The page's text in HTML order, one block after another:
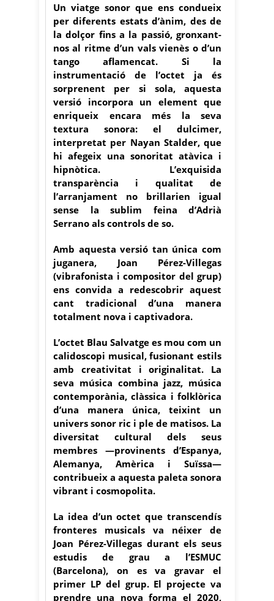
Un viatge sonor que ens condueix
per diferents estats d’ànim, des de
la dolçor fins a la passió, gronxant-
nos al ritme d’un vals vienès o d’un
tango aflamencat. Si la
instrumentació de l’octet ja és
sorprenent per si sola, aquesta
versió incorpora un element que
enriqueix encara més la seva
textura sonora: el dulcimer,
interpretat per Nayan Stalder, que
hi afegeix una sonoritat atàvica i
hipnòtica. L’exquisida
transparència i qualitat de
l’arranjament no brillarien igual
sense la sublim feina d’Adrià
Serrano als controls de so.
Amb aquesta versió tan única com
juganera, Joan Pérez-Villegas
(vibrafonista i compositor del grup)
ens convida a redescobrir aquest
cant tradicional d’una manera
totalment nova i captivadora.
L’octet Blau Salvatge es mou com un
calidoscopi musical, fusionant estils
amb creativitat i originalitat. La
seva música combina jazz, música
contemporània, clàssica i folklòrica
d’una manera única, teixint un
univers sonor ric i ple de matisos. La
diversitat cultural dels seus
membres —provinents d’Espanya,
Alemanya, Amèrica i Suïssa—
contribueix a aquesta paleta sonora
vibrant i cosmopolita.
La idea d’un octet que transcendís
fronteres musicals va néixer de
Joan Pérez-Villegas durant els seus
estudis de grau a l’ESMUC
(Barcelona), on es va gravar el
primer LP del grup. El projecte va
prendre una nova forma el 2020,